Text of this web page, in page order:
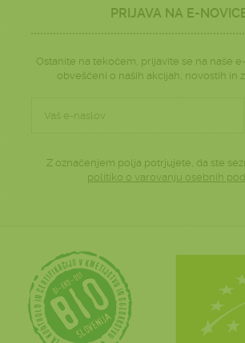
PRIJAVA NA E-
Ostanite na tekočem, prijavite se na naše
obveščeni o naših akcijah, novostih in
Z označenjem polja potrjujete, da ste
politiko o varovanju osebnih